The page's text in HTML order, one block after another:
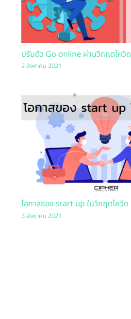
ปรับตัว Go online ผ่านวิกฤตโควิด
2 สิงหาคม 2021
โอกาสของ start up ในวิกฤตโควิด
3 สิงหาคม 2021